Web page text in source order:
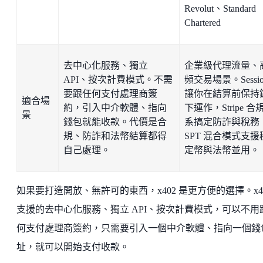
Revolut、Standard
Chartered
適合場
景
去中心化服務、獨立
API、按次計費模式。不需
要跟任何支付處理商簽
約，引入中介軟體、指向
錢包就能收款。代價是合
規、防詐和法幣結算都得
自己處理。
企業級代理流量、
頻交易場景。
讓你在結算前保持
下運作，Stripe 合
系搞定防詐與稅務
SPT 混合模式支援
定幣與法幣並用。
如果要打造開放、無許可的東西，x402 是更方便的選擇。
支援的去中心化服務、獨立 API、按次計費模式，可以不用
何支付處理商簽約，只需要引入一個中介軟體、指向一個錢
址，就可以開始支付收款。